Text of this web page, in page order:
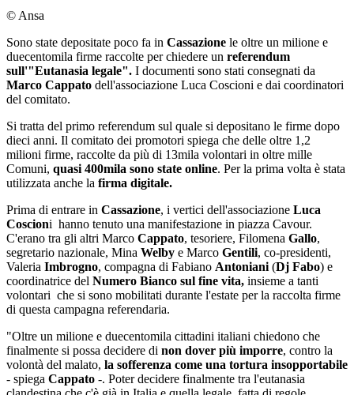
© Ansa
Sono state depositate poco fa in Cassazione le oltre un milione e
duecentomila firme raccolte per chiedere un referendum
sull'"Eutanasia legale". I documenti sono stati consegnati da
Marco Cappato dell'associazione Luca Coscioni e dai coordinatori
del comitato.
Si tratta del primo referendum sul quale si depositano le firme dopo
dieci anni. Il comitato dei promotori spiega che delle oltre 1,2
milioni firme, raccolte da più di 13mila volontari in oltre mille
Comuni, quasi 400mila sono state online. Per la prima volta è stata
utilizzata anche la firma digitale.
Prima di entrare in Cassazione, i vertici dell'associazione Luca
Coscioni hanno tenuto una manifestazione in piazza Cavour.
C'erano tra gli altri Marco Cappato, tesoriere, Filomena Gallo,
segretario nazionale, Mina Welby e Marco Gentili, co-presidenti,
Valeria Imbrogno, compagna di Fabiano Antoniani (Dj Fabo) e
coordinatrice del Numero Bianco sul fine vita, insieme a tanti
volontari che si sono mobilitati durante l'estate per la raccolta firme
di questa campagna referendaria.
"Oltre un milione e duecentomila cittadini italiani chiedono che
finalmente si possa decidere di non dover più imporre, contro la
volontà del malato, la sofferenza come una tortura insopportabile
- spiega Cappato -. Poter decidere finalmente tra l'eutanasia